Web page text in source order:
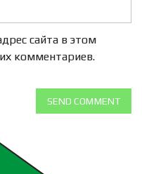
сайта в этом
комментариев.
SEND COMMENT